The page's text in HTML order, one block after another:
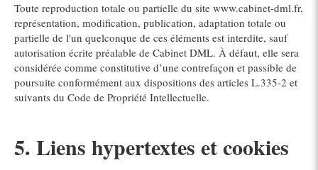
Toute reproduction totale ou partielle du site www.cabinet-dml.fr,
représentation, modification, publication, adaptation totale ou
partielle de l'un quelconque de ces éléments est interdite, sauf
autorisation écrite préalable de Cabinet DML. À défaut, elle sera
considérée comme constitutive d’une contrefaçon et passible de
poursuite conformément aux dispositions des articles L.335-2 et
suivants du Code de Propriété Intellectuelle.
5. Liens hypertextes et cookies